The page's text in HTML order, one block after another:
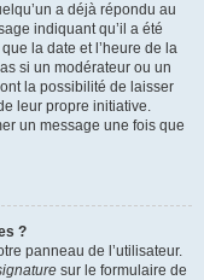
a déjà répondu au
indiquant qu’il a été
la date et l’heure de la
si un modérateur ou un
la possibilité de laisser
leur propre initiative.
un message une fois que
?
panneau de l’utilisateur.
sur le formulaire de